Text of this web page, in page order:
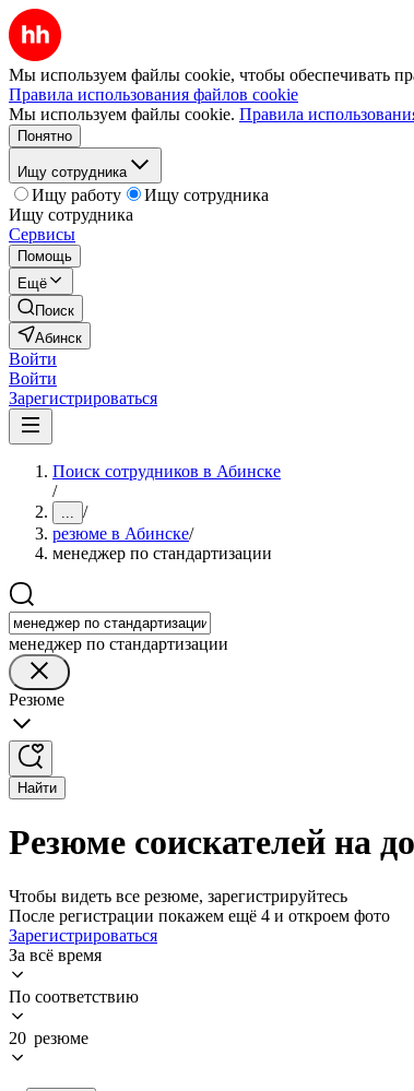
Мы используем файлы cookie, чтобы обеспечивать
Правила использования файлов cookie
Мы используем файлы cookie. Правила
Понятно
Ищу сотрудника
Ищу работу
Ищу сотрудника
Ищу сотрудника
Сервисы
Помощь
Ещё
Поиск
Абинск
Войти
Войти
Зарегистрироваться
Поиск сотрудников в Абинске
/
... /
резюме в Абинске/
менеджер по стандартизации
менеджер по стандартизации
Резюме
Найти
Резюме соискателей на
Чтобы видеть все резюме, зарегистрируйтесь
После регистрации покажем ещё 4 и откроем фото
Зарегистрироваться
За всё время
По соответствию
20 резюме